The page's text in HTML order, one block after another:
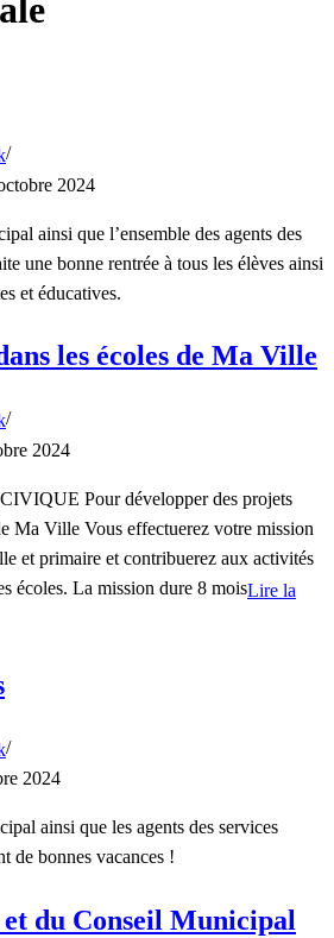
2024
ainsi que l’ensemble des agents des
une bonne rentrée à tous les élèves ainsi
et éducatives.
les écoles de Ma Ville
2024
Pour développer des projets
Ma Ville Vous effectuerez votre mission
et primaire et contribuerez aux activités
écoles. La mission dure 8 moisLire la
2024
ainsi que les agents des services
de bonnes vacances !
du Conseil Municipal